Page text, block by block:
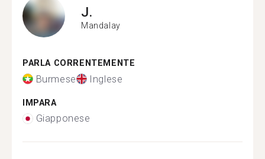
J.
Mandalay
PARLA CORRENTEMENTE
Burmese Inglese
IMPARA
Giapponese